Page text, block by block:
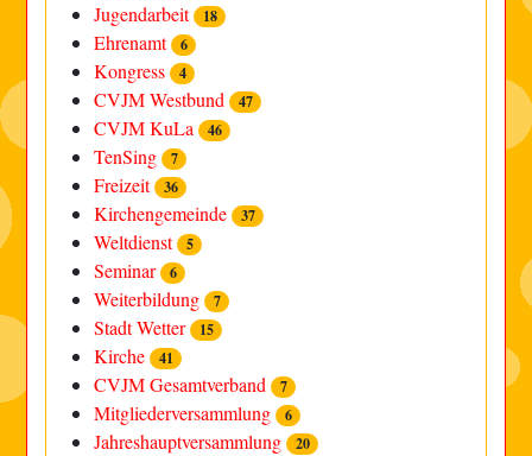
Jugendarbeit 18
Ehrenamt 6
Kongress 4
CVJM Westbund 47
CVJM KuLa 46
TenSing 7
Freizeit 36
Kirchengemeinde 37
Weltdienst 5
Seminar 6
Weiterbildung 7
Stadt Wetter 15
Kirche 41
CVJM Gesamtverband 7
Mitgliederversammlung 6
Jahreshauptversammlung 20